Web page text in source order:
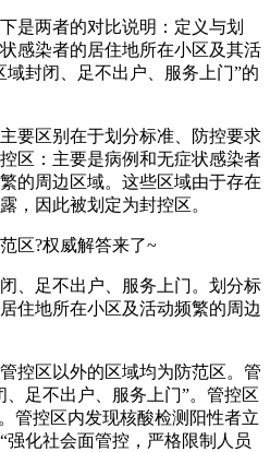
是两者的对比说明：定义与划
感染者的居住地所在小区及其活
封闭、足不出户、服务上门”的
要区别在于划分标准、防控要求
区：主要是病例和无症状感染者
的周边区域。这些区域由于存在
，因此被划定为封控区。
区?权威解答来了~
、足不出户、服务上门。划分标
住地所在小区及活动频繁的周边
控区以外的区域均为防范区。管
足不出户、服务上门”。管控区
管控区内发现核酸检测阳性者立
强化社会面管控，严格限制人员